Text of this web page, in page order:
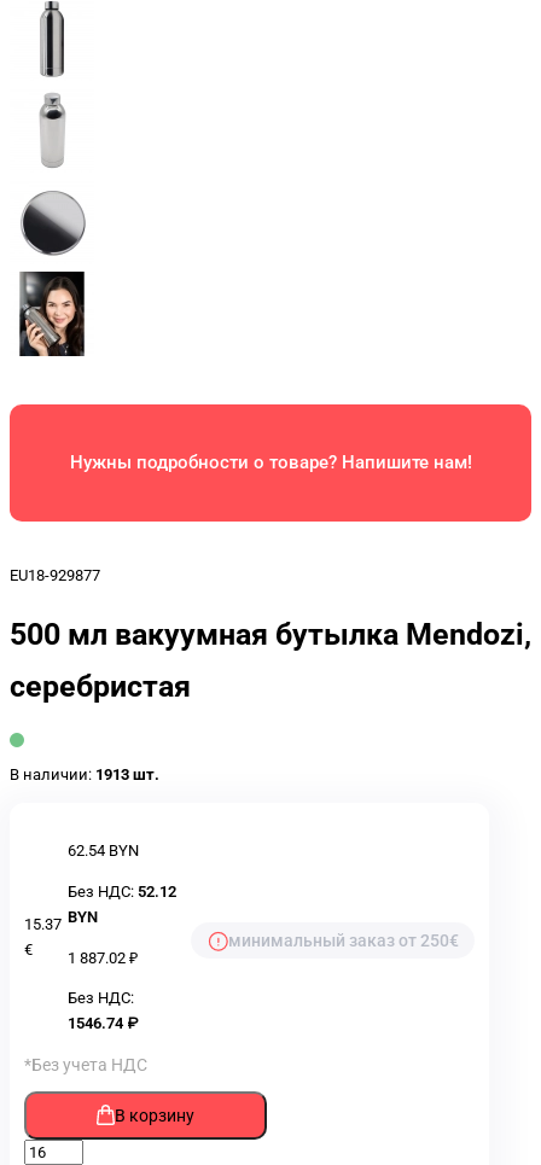
Нужны подробности о товаре? Напишите нам!
EU18-929877
500 мл вакуумная бутылка Mendozi,
серебристая
В наличии: 1913 шт.
15.37
€
62.54 BYN
Без НДС: 52.12
BYN
1 887.02 ₽
Без НДС:
1546.74 ₽
минимальный заказ от 250€
*Без учета НДС
В корзину